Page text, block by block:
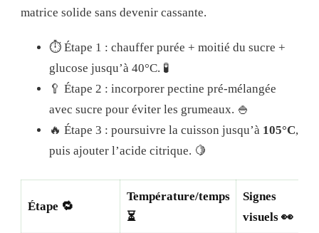
matrice solide sans devenir cassante.
⏱️ Étape 1 : chauffer purée + moitié du sucre +
glucose jusqu’à 40°C. 🧪
🥄 Étape 2 : incorporer pectine pré-mélangée
avec sucre pour éviter les grumeaux. 🍚
🔥 Étape 3 : poursuivre la cuisson jusqu’à 105°C,
puis ajouter l’acide citrique. 🍋
Étape 🔁
Température/temps
⏳
Signes
visuels 👀